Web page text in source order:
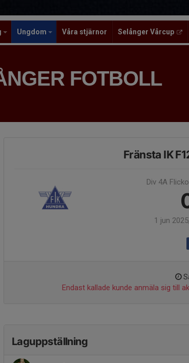
Ungdom Våra stjärnor Selånger Vårcup
FOTBOLL
Fränsta IK
Div 4A
1 jun
Endast kallade kunde anmäla sig till
Laguppställning